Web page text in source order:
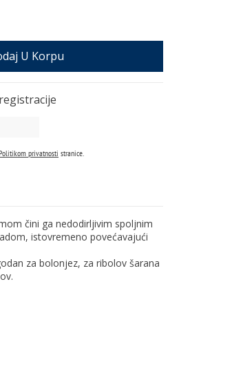
U Korpu
privatnosti stranice.
čini ga nedodirljivim spoljnim
istovremeno povećavajući
za bolonjez, za ribolov šarana